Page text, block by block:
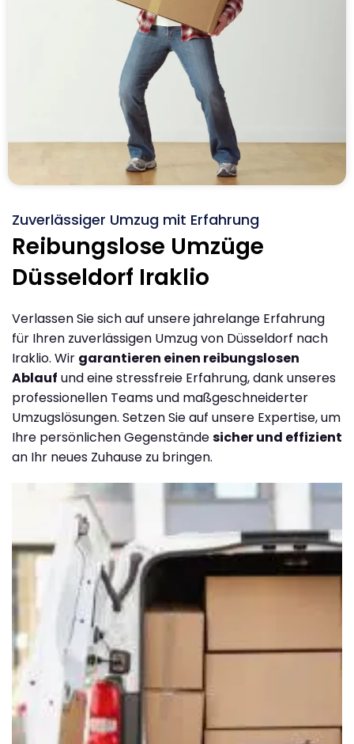
Zuverlässiger Umzug mit Erfahrung
Reibungslose Umzüge
Düsseldorf Iraklio
Verlassen Sie sich auf unsere jahrelange Erfahrung
für Ihren zuverlässigen Umzug von Düsseldorf nach
Iraklio. Wir garantieren einen reibungslosen
Ablauf und eine stressfreie Erfahrung, dank unseres
professionellen Teams und maßgeschneiderter
Umzugslösungen. Setzen Sie auf unsere Expertise, um
Ihre persönlichen Gegenständesicher und effizient
an Ihr neues Zuhause zu bringen.